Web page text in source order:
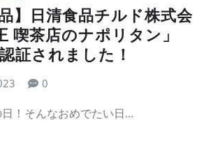
】日清食品チルド株式会
喫茶店のナポリタン」
証されました！
0
！そんなおめでたい日…